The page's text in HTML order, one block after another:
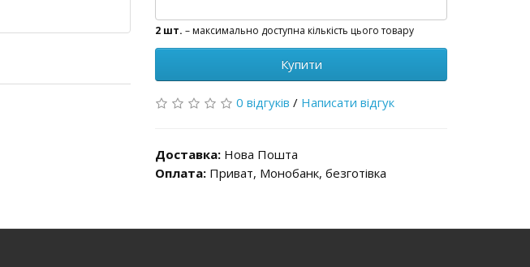
2 шт. – максимально доступна кількість цього товару
Купити
0 відгуків / Написати відгук
Доставка: Нова Пошта
Оплата: Приват, Монобанк, безготівка